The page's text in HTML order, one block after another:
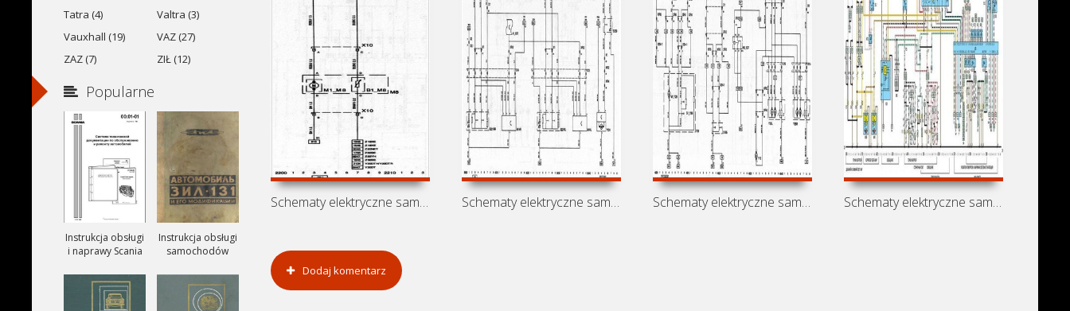
Schematy elektryczne samochodu Holden Schematy elektryczne samochodu Schematy elektryczne samochodu Opel Schematy elektryczne samochodu Vauxhall
Dodaj komentarz
Tatra (4)
Valtra (3)
Vauxhall (19)
VAZ (27)
ZAZ (7)
ZIŁ (12)
Popularne
Instrukcja obsługi
i naprawy Scania
Instrukcja obsługi
samochodów
ZIŁ-131, ZIŁ-131A
i ZIŁ-131V